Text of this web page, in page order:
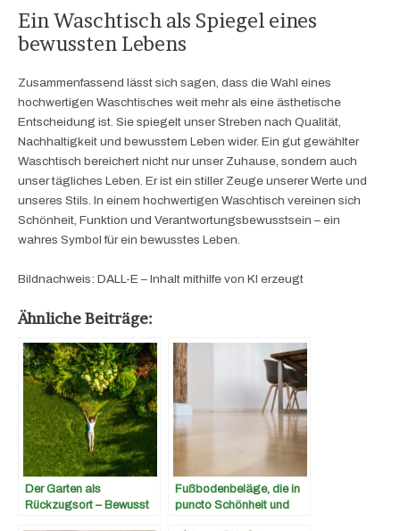
Ein Waschtisch als Spiegel eines
bewussten Lebens
Zusammenfassend lässt sich sagen, dass die Wahl eines
hochwertigen Waschtisches weit mehr als eine ästhetische
Entscheidung ist. Sie spiegelt unser Streben nach Qualität,
Nachhaltigkeit und bewusstem Leben wider. Ein gut gewählter
Waschtisch bereichert nicht nur unser Zuhause, sondern auch
unser tägliches Leben. Er ist ein stiller Zeuge unserer Werte und
unseres Stils. In einem hochwertigen Waschtisch vereinen sich
Schönheit, Funktion und Verantwortungsbewusstsein – ein
wahres Symbol für ein bewusstes Leben.
Bildnachweis: DALL-E – Inhalt mithilfe von KI erzeugt
Ähnliche Beiträge:
Der Garten als
Rückzugsort – Bewusst
Fußbodenbeläge, die in
puncto Schönheit und